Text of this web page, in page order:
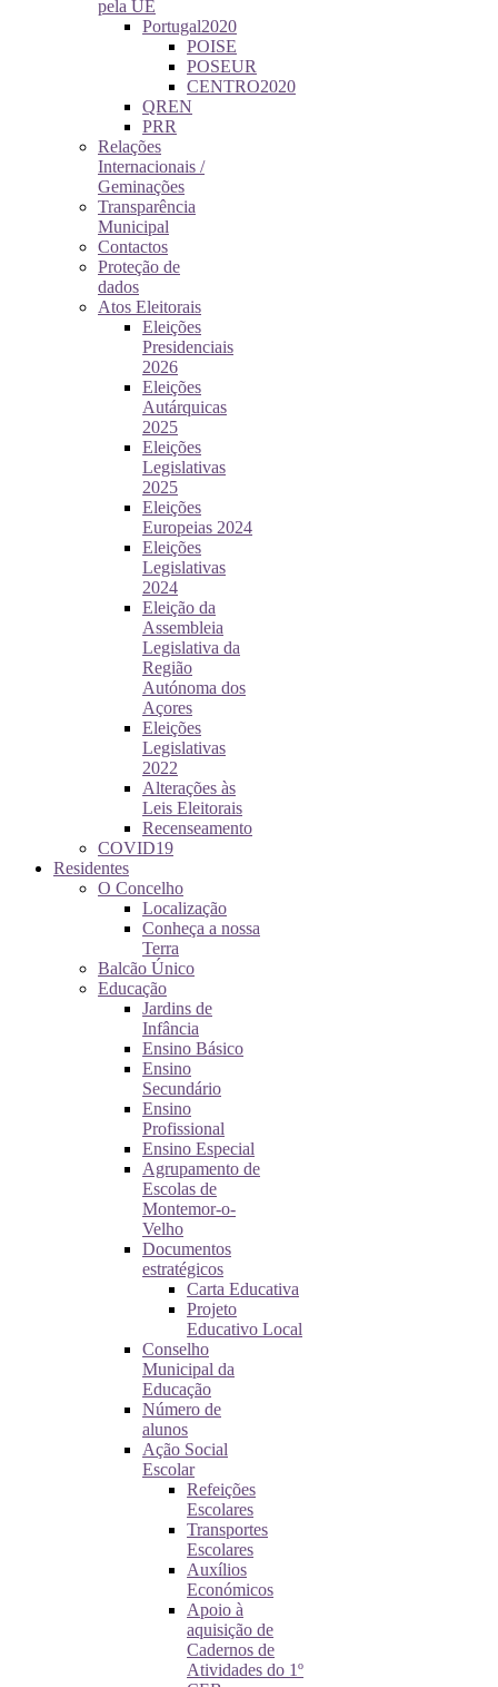
pela UE
Portugal2020
POISE
POSEUR
CENTRO2020
QREN
PRR
Relações
Internacionais /
Geminações
Transparência
Municipal
Contactos
Proteção de
dados
Atos Eleitorais
Eleições
Presidenciais
2026
Eleições
Autárquicas
2025
Eleições
Legislativas
2025
Eleições
Europeias 2024
Eleições
Legislativas
2024
Eleição da
Assembleia
Legislativa da
Região
Autónoma dos
Açores
Eleições
Legislativas
2022
Alterações às
Leis Eleitorais
Recenseamento
COVID19
Residentes
O Concelho
Localização
Conheça a nossa
Terra
Balcão Único
Educação
Jardins de
Infância
Ensino Básico
Ensino
Secundário
Ensino
Profissional
Ensino Especial
Agrupamento de
Escolas de
Montemor-o-
Velho
Documentos
estratégicos
Carta Educativa
Projeto
Educativo Local
Conselho
Municipal da
Educação
Número de
alunos
Ação Social
Escolar
Refeições
Escolares
Transportes
Escolares
Auxílios
Económicos
Apoio à
aquisição de
Cadernos de
Atividades do 1º